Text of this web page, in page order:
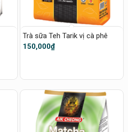
Trà sữa Teh Tarik vị cà phê
150,000₫